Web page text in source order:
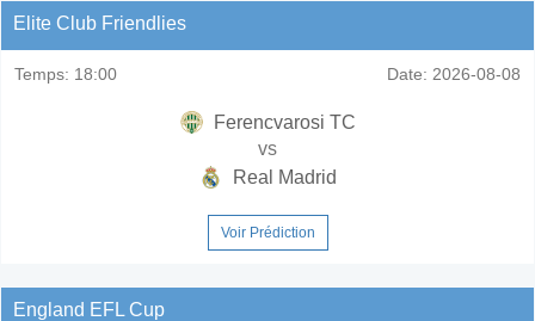
Elite Club Friendlies
Temps: 18:00 Date: 2026-08-08
Ferencvarosi TC
vs
Real Madrid
Voir Prédiction
England EFL Cup